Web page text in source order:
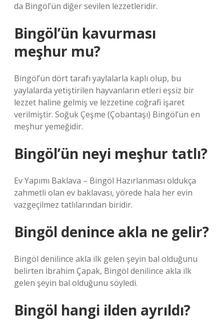
da Bingöl’ün diğer sevilen lezzetleridir.
Bingöl’ün kavurması
meşhur mu?
Bingöl’ün dört tarafı yaylalarla kaplı olup, bu
yaylalarda yetiştirilen hayvanların etleri eşsiz bir
lezzet haline gelmiş ve lezzetine coğrafi işaret
verilmiştir. Soğuk Çeşme (Çobantaşı) Bingöl’ün en
meşhur yemeğidir.
Bingöl’ün neyi meşhur tatlı?
Ev Yapımı Baklava – Bingöl Hazırlanması oldukça
zahmetli olan ev baklavası, yörede hala her evin
vazgeçilmez tatlılarından biridir.
Bingöl denince akla ne gelir?
Bingöl denilince akla ilk gelen şeyin bal olduğunu
belirten İbrahim Çapak, Bingöl denilince akla ilk
gelen şeyin bal olduğunu söyledi.
Bingöl hangi ilden ayrıldı?